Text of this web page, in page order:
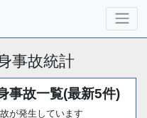
事故統計
事故一覧(最新5件)
が発生しています